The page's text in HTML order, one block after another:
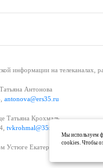
информации на телеканалах,
Антонова
antonova@ers35.ru
Татьяна Крохмаль
tvkrohmal@35media.ru
Устюге Екатерина Вьюжанина
Мы используем
cookies. Чтобы